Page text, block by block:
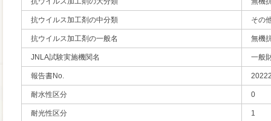
抗ウイルス加工剤の中分類 その
抗ウイルス加工剤の一般名 無機
JNLA試験実施機関名 一般
報告書No.
耐水性区分 0
耐光性区分 1